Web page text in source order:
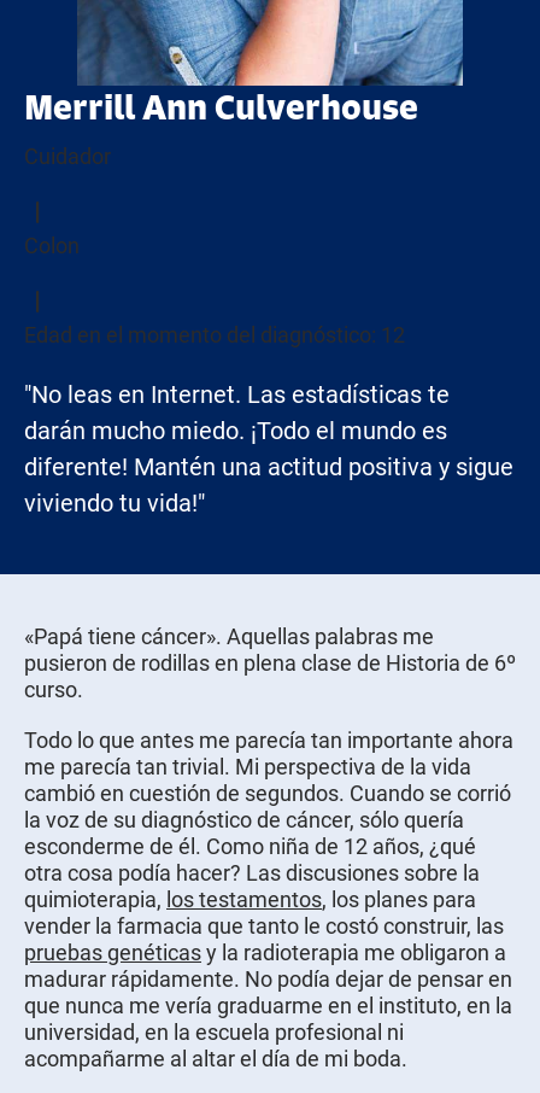
Merrill Ann Culverhouse
Cuidador
Colon
Edad en el momento del diagnóstico: 12
"No leas en Internet. Las estadísticas te
darán mucho miedo. ¡Todo el mundo es
diferente! Mantén una actitud positiva y sigue
viviendo tu vida!"
«Papá tiene cáncer». Aquellas palabras me
pusieron de rodillas en plena clase de Historia de 6º
curso.
Todo lo que antes me parecía tan importante ahora
me parecía tan trivial. Mi perspectiva de la vida
cambió en cuestión de segundos. Cuando se corrió
la voz de su diagnóstico de cáncer, sólo quería
esconderme de él. Como niña de 12 años, ¿qué
otra cosa podía hacer? Las discusiones sobre la
quimioterapia, los testamentos, los planes para
vender la farmacia que tanto le costó construir, las
pruebas genéticasy la radioterapia me obligaron a
madurar rápidamente. No podía dejar de pensar en
que nunca me vería graduarme en el instituto, en la
universidad, en la escuela profesional ni
acompañarme al altar el día de mi boda.